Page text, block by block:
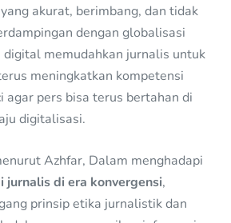
akurat, berimbang, dan tidak
dengan globalisasi
memudahkan jurnalis untuk
meningkatkan kompetensi
agar pers bisa terus bertahan di
digitalisasi.
Azhfar, Dalam menghadapi
jurnalis di era konvergensi,
prinsip etika jurnalistik dan